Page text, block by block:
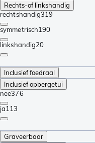
Rechts-of linkshandig
rechtshandig319
symmetrisch190
linkshandig20
Inclusief foedraal
Inclusief opbergetui
nee376
ja113
Graveerbaar